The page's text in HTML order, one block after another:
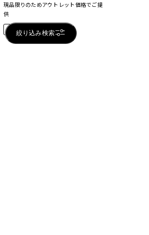
絞り込み検索
現品限りのためアウトレット価格でご提
供
店頭受取可 SALE